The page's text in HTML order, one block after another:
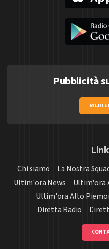
Pubblicità
Chi siamo La Nostra
Ultim'ora News
Ultim'ora
Ultim'ora Alto
Diretta Radio